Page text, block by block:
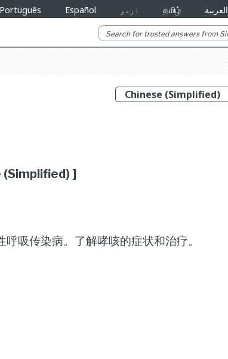
Português Español اردو தமிழ் العربية
]
吸传染病。了解哮咳的症状和治疗。